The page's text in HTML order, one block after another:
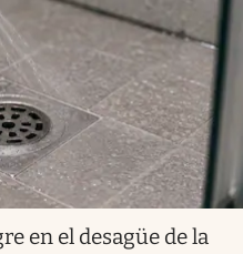
en el desagüe de la